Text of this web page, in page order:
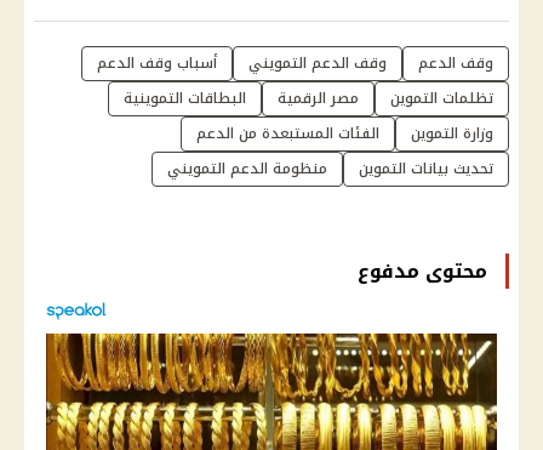
وقف الدعم وقف الدعم التمويني
أسباب وقف الدعم
تظلمات التموين
مصر الرقمية
البطاقات التموينية
وزارة التموين
الفئات المستبعدة من الدعم
تحديث بيانات التموين
منظومة الدعم التمويني
محتوى مدفوع